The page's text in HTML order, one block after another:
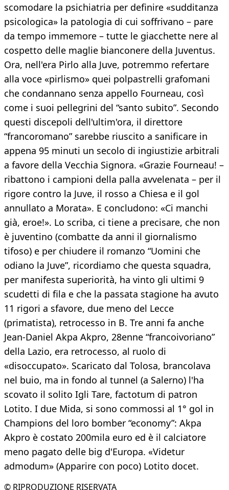
scomodare la psichiatria per definire «sudditanza
psicologica» la patologia di cui soffrivano – pare
da tempo immemore – tutte le giacchette nere al
cospetto delle maglie bianconere della Juventus.
Ora, nell'era Pirlo alla Juve, potremmo refertare
alla voce «pirlismo» quei polpastrelli grafomani
che condannano senza appello Fourneau, così
come i suoi pellegrini del “santo subito”. Secondo
questi discepoli dell'ultim'ora, il direttore
“francoromano” sarebbe riuscito a sanificare in
appena 95 minuti un secolo di ingiustizie arbitrali
a favore della Vecchia Signora. «Grazie Fourneau! –
ribattono i campioni della palla avvelenata – per il
rigore contro la Juve, il rosso a Chiesa e il gol
annullato a Morata». E concludono: «Ci manchi
già, eroe!». Lo scriba, ci tiene a precisare, che non
è juventino (combatte da anni il giornalismo
tifoso) e per chiudere il romanzo “Uomini che
odiano la Juve”, ricordiamo che questa squadra,
per manifesta superiorità, ha vinto gli ultimi 9
scudetti di fila e che la passata stagione ha avuto
11 rigori a sfavore, due meno del Lecce
(primatista), retrocesso in B. Tre anni fa anche
Jean-Daniel Akpa Akpro, 28enne “francoivoriano”
della Lazio, era retrocesso, al ruolo di
«disoccupato». Scaricato dal Tolosa, brancolava
nel buio, ma in fondo al tunnel (a Salerno) l'ha
scovato il solito Igli Tare, factotum di patron
Lotito. I due Mida, si sono commossi al 1° gol in
Champions del loro bomber “economy”: Akpa
Akpro è costato 200mila euro ed è il calciatore
meno pagato delle big d'Europa. «Videtur
admodum» (Apparire con poco) Lotito docet.
© RIPRODUZIONE RISERVATA